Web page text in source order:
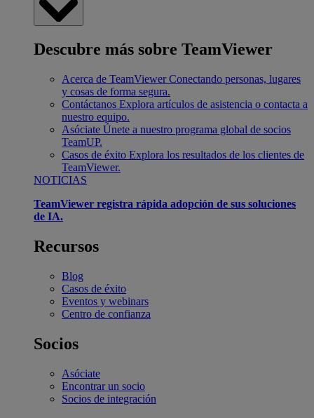
Descubre más sobre TeamViewer
Acerca de TeamViewer Conectando personas, lugares
y cosas de forma segura.
Contáctanos Explora artículos de asistencia o contacta a
nuestro equipo.
Asóciate Únete a nuestro programa global de socios
TeamUP.
Casos de éxito Explora los resultados de los clientes de
TeamViewer.
NOTICIAS
TeamViewer registra rápida adopción de sus soluciones
de IA.
Recursos
Blog
Casos de éxito
Eventos y webinars
Centro de confianza
Socios
Asóciate
Encontrar un socio
Socios de integración